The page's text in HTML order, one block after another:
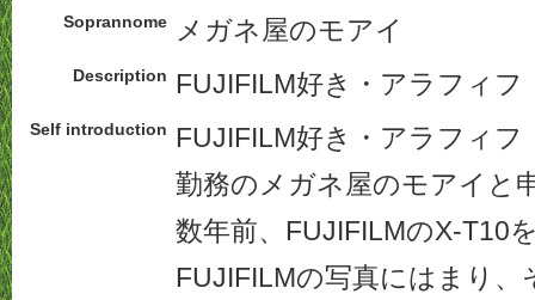
Soprannome メガネ屋のモアイ
Description FUJIFILM好き・アラフィフ
Self introduction
FUJIFILM好き・アラフィ
勤務のメガネ屋のモアイと
数年前、FUJIFILMのX-T10
FUJIFILMの写真にはまり